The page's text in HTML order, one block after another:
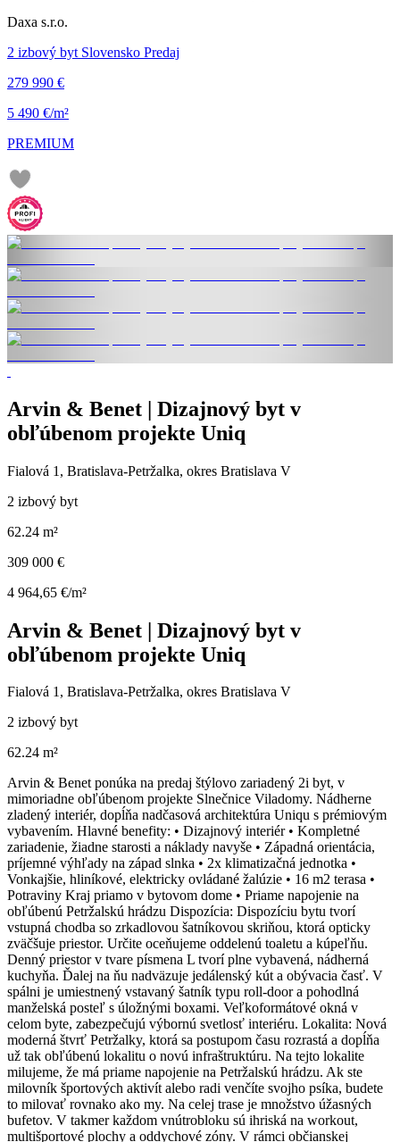
Daxa s.r.o.
2 izbový byt Slovensko Predaj
279 990 €
5 490 €/m²
PREMIUM
Arvin & Benet | Dizajnový byt v
obľúbenom projekte Uniq
Fialová 1, Bratislava-Petržalka, okres Bratislava V
2 izbový byt
62.24 m²
309 000 €
4 964,65 €/m²
Arvin & Benet | Dizajnový byt v
obľúbenom projekte Uniq
Fialová 1, Bratislava-Petržalka, okres Bratislava V
2 izbový byt
62.24 m²
Arvin & Benet ponúka na predaj štýlovo zariadený 2i byt, v
mimoriadne obľúbenom projekte Slnečnice Viladomy. Nádherne
zladený interiér, dopĺňa nadčasová architektúra Uniqu s prémiovým
vybavením. Hlavné benefity: • Dizajnový interiér • Kompletné
zariadenie, žiadne starosti a náklady navyše • Západná orientácia,
príjemné výhľady na západ slnka • 2x klimatizačná jednotka •
Vonkajšie, hliníkové, elektricky ovládané žalúzie • 16 m2 terasa •
Potraviny Kraj priamo v bytovom dome • Priame napojenie na
obľúbenú Petržalskú hrádzu Dispozícia: Dispozíciu bytu tvorí
vstupná chodba so zrkadlovou šatníkovou skriňou, ktorá opticky
zväčšuje priestor. Určite oceňujeme oddelenú toaletu a kúpeľňu.
Denný priestor v tvare písmena L tvorí plne vybavená, nádherná
kuchyňa. Ďalej na ňu nadväzuje jedálenský kút a obývacia časť. V
spálni je umiestnený vstavaný šatník typu roll-door a pohodlná
manželská posteľ s úložnými boxami. Veľkoformátové okná v
celom byte, zabezpečujú výbornú svetlosť interiéru. Lokalita: Nová
moderná štvrť Petržalky, ktorá sa postupom času rozrastá a dopĺňa
už tak obľúbenú lokalitu o novú infraštruktúru. Na tejto lokalite
milujeme, že má priame napojenie na Petržalskú hrádzu. Ak ste
milovník športových aktivít alebo radi venčíte svojho psíka, budete
to milovať rovnako ako my. Na celej trase je množstvo úžasných
bufetov. V takmer každom vnútrobloku sú ihriská na workout,
multišportové plochy a oddychové zóny. V rámci občianskej